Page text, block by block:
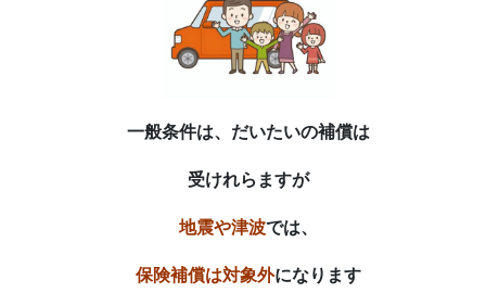
一般条件は、だいたいの補償は
受けれらますが
地震や津波では、
保険補償は対象外になります